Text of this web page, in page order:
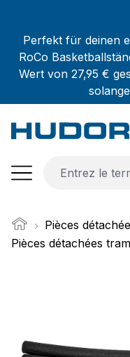
Perfekt für deinen
RoCo
Wert von 27,95 €
Pièces
Pièces détachées